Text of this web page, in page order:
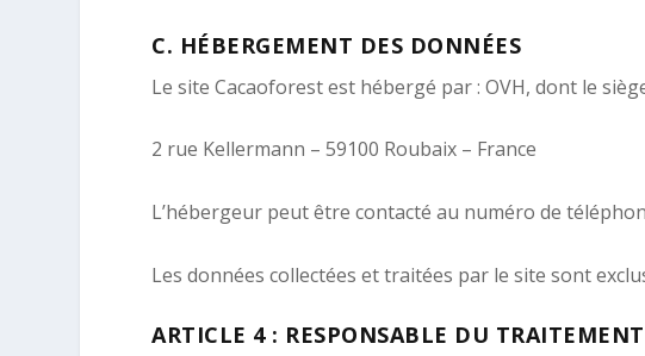
C. HÉBERGEMENT DES DONNÉES
Le siteCacaoforestest hébergé par :OVH, dont le
2 rue Kellermann – 59100 Roubaix – France
L’hébergeur peut être contacté au numéro de
Les données collectées et traitées par le site sont
ARTICLE 4 : RESPONSABLE DU